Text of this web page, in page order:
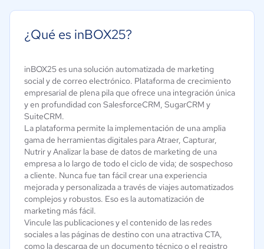
¿Qué es inBOX25?
inBOX25 es una solución automatizada de marketing
social y de correo electrónico. Plataforma de crecimiento
empresarial de plena pila que ofrece una integración única
y en profundidad con SalesforceCRM, SugarCRM y
SuiteCRM.
La plataforma permite la implementación de una amplia
gama de herramientas digitales para Atraer, Capturar,
Nutrir y Analizar la base de datos de marketing de una
empresa a lo largo de todo el ciclo de vida; de sospechoso
a cliente. Nunca fue tan fácil crear una experiencia
mejorada y personalizada a través de viajes automatizados
complejos y robustos. Eso es la automatización de
marketing más fácil.
Vincule las publicaciones y el contenido de las redes
sociales a las páginas de destino con una atractiva CTA,
como la descarga de un documento técnico o el registro